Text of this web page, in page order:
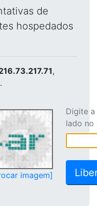
de
hospedados
,
imagem]
Digite
lado no